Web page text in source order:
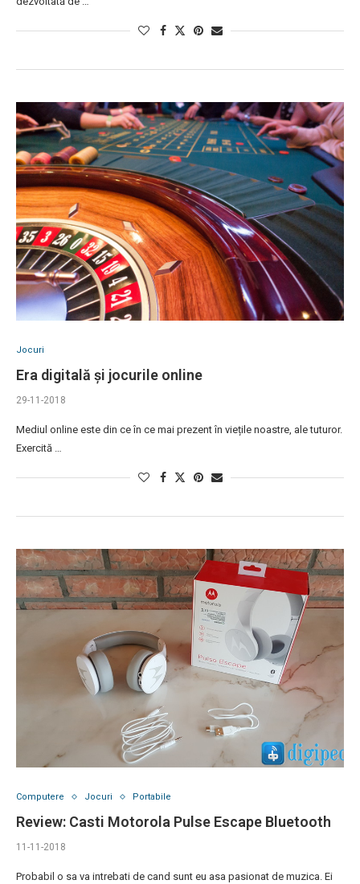
Jocuri
Era digitală și jocurile online
29-11-2018
Mediul online este din ce în ce mai prezent în viețile noastre, ale tuturor.
Exercită …
Computere Jocuri Portabile
Review: Casti Motorola Pulse Escape Bluetooth
11-11-2018
Probabil o sa va intrebati de cand sunt eu asa pasionat de muzica. Ei